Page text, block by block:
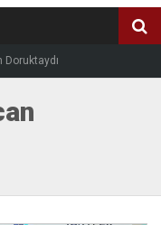
Doruktaydı